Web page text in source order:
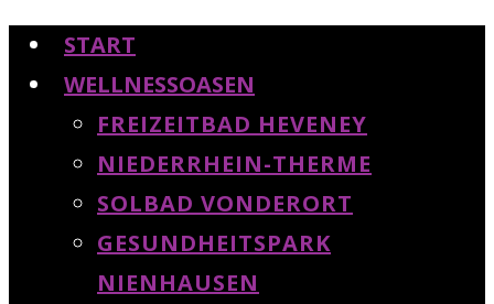
START
WELLNESSOASEN
FREIZEITBAD HEVENEY
NIEDERRHEIN-THERME
SOLBAD VONDERORT
GESUNDHEITSPARK
NIENHAUSEN